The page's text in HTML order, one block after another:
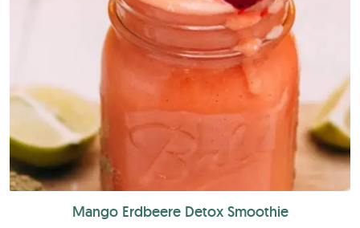
Mango Erdbeere Detox Smoothie